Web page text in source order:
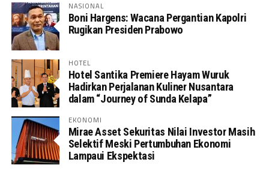
NASIONAL
Boni Hargens: Wacana Pergantian Kapolri
Rugikan Presiden Prabowo
HOTEL
Hotel Santika Premiere Hayam Wuruk
Hadirkan Perjalanan Kuliner Nusantara
dalam “Journey of Sunda Kelapa”
EKONOMI
Mirae Asset Sekuritas Nilai Investor Masih
Selektif Meski Pertumbuhan Ekonomi
Lampaui Ekspektasi